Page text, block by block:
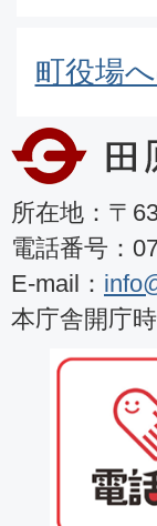
町役場
所在地：〒
電話番号：
E-mail：
本庁舎開庁